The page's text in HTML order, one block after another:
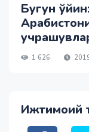
Бугун
1 626
Ижтимоий